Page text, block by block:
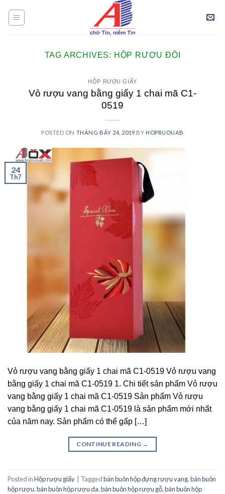
TAG ARCHIVES: HỘP RƯỢU ĐÔI
HỘP RƯỢU GIẤY
Vỏ rượu vang bằng giấy 1 chai mã C1-
0519
POSTED ON THÁNG BẢY 24, 2019 BY HOPRUOUAB
24
Th7
Vỏ rượu vang bằng giấy 1 chai mã C1-0519 Vỏ rượu vang
bằng giấy 1 chai mã C1-0519 1. Chi tiết sản phẩm Vỏ rượu
vang bằng giấy 1 chai mã C1-0519 Sản phẩm Vỏ rượu
vang bằng giấy 1 chai mã C1-0519 là sản phẩm mới nhất
của năm nay. Sản phẩm có thể gấp […]
CONTINUE READING →
Posted inHộp rượu giấy Taggedbán buôn hộp đựng rượu vang,bán buôn
hộp rượu,bán buôn hộp rượu da,bán buôn hộp rượu gỗ,bán buôn hộp